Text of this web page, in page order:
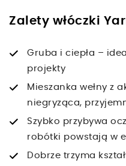
Zalety włóczki
Gruba i ciepła –
projekty
Mieszanka wełny z
niegryząca,
Szybko przybywa
robótki powstają w
Dobrze trzyma